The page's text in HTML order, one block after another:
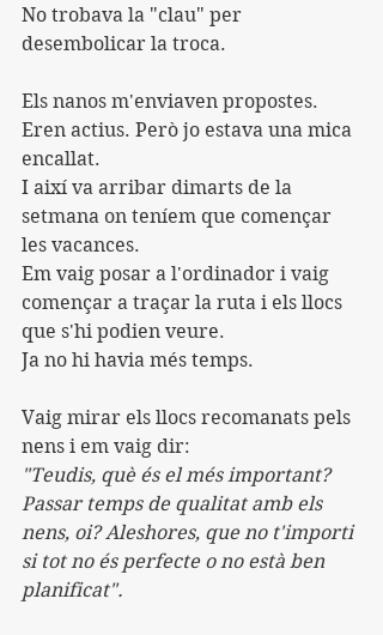
No trobava la "clau" per
desembolicar la troca.
Els nanos m'enviaven propostes.
Eren actius. Però jo estava una mica
encallat.
I així va arribar dimarts de la
setmana on teníem que començar
les vacances.
Em vaig posar a l'ordinador i vaig
començar a traçar la ruta i els llocs
que s'hi podien veure.
Ja no hi havia més temps.
Vaig mirar els llocs recomanats pels
nens i em vaig dir:
"Teudis, què és el més important?
Passar temps de qualitat amb els
nens, oi? Aleshores, que no t'importi
si tot no és perfecte o no està ben
planificat".